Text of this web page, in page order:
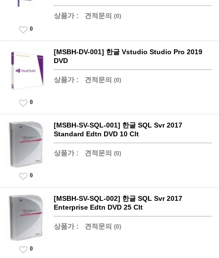
상품가 : 견적문의 (0)
0
[MSBH-DV-001] 한글 Vstudio Studio Pro 2019
DVD
상품가 : 견적문의 (0)
0
[MSBH-SV-SQL-001] 한글 SQL Svr 2017
Standard Edtn DVD 10 Clt
상품가 : 견적문의 (0)
0
[MSBH-SV-SQL-002] 한글 SQL Svr 2017
Enterprise Edtn DVD 25 Clt
상품가 : 견적문의 (0)
0